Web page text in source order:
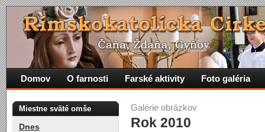
Galérie obrázkov
Rok 2010
Domov O farnosti Farské aktivity Foto galéria
Miestne sväté omše
Dnes